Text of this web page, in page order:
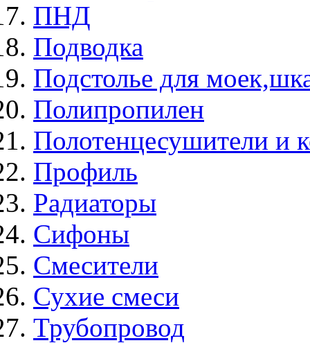
ПНД
Подводка
Подстолье для
Полипропилен
Полотенцесушители и
Профиль
Радиаторы
Сифоны
Смесители
Сухие смеси
Трубопровод